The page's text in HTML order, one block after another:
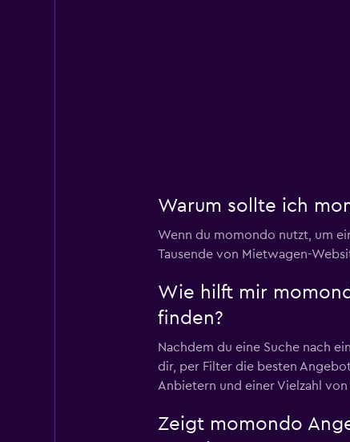
Warum sollte ich
Wenn du momondo nutzt, um
Tausende von Mietwagen-
Wie hilft mir
finden?
Nachdem du eine Suche nach
dir, per Filter die besten
Anbietern und einer Vielzahl
Zeigt momondo